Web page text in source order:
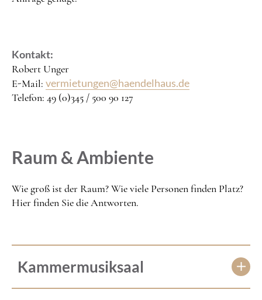
Kontakt:
Robert Unger
E-Mail: vermietungen@haendelhaus.de
Telefon: 49 (0)345 / 500 90 127
Raum & Ambiente
Wie groß ist der Raum? Wie viele Personen finden Platz?
Hier finden Sie die Antworten.
Kammermusiksaal